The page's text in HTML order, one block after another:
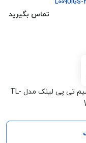
تماس بگیرید
روتر بیسیم تی پی لینک مدل TL-